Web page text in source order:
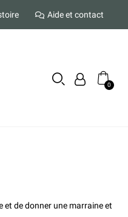
Aide et contact
et de donner une marraine et